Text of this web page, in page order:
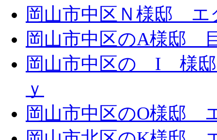
岡山市中区Ｎ様邸 エ
岡山市中区のA様邸
岡山市中区の I 様
ｙ
岡山市中区のO様邸